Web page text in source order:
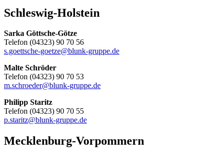
Schleswig-Holstein
Sarka Göttsche-Götze
Telefon (04323) 90 70 56
s.goettsche-goetze@blunk-gruppe.de
Malte Schröder
Telefon (04323) 90 70 53
m.schroeder@blunk-gruppe.de
Philipp Staritz
Telefon (04323) 90 70 55
p.staritz@blunk-gruppe.de
Mecklenburg-Vorpommern